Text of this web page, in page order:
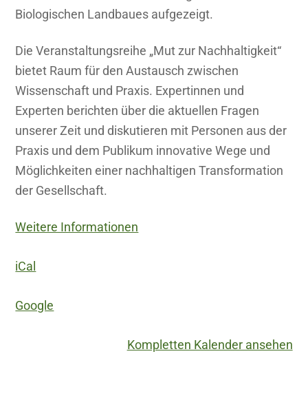
Biologischen Landbaues aufgezeigt.
Die Veranstaltungsreihe „Mut zur Nachhaltigkeit“
bietet Raum für den Austausch zwischen
Wissenschaft und Praxis. Expertinnen und
Experten berichten über die aktuellen Fragen
unserer Zeit und diskutieren mit Personen aus der
Praxis und dem Publikum innovative Wege und
Möglichkeiten einer nachhaltigen Transformation
der Gesellschaft.
Weitere Informationen
iCal
Google
Kompletten Kalender ansehen